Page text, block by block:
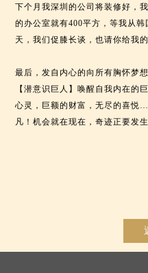
下个月我深圳的公司将装修好，
的办公室就有400平方，等我从
天，我们促膝长谈，也请你给我
最后，发自内心的向所有胸怀梦
【潜意识巨人】唤醒自我内在的
心灵，巨额的财富，无尽的喜悦
凡！机会就在现在，奇迹正要发